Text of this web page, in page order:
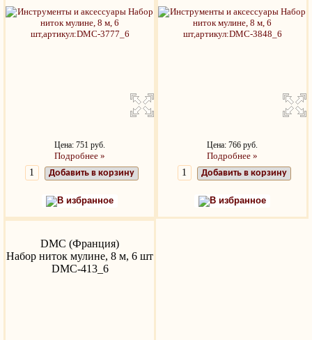
Цена: 751 руб.
Подробнее »
Добавить в корзину
В избранное
Цена: 766 руб.
Подробнее »
Добавить в корзину
В избранное
DMC (Франция)
Набор ниток мулине, 8 м, 6 шт
DMC-413_6